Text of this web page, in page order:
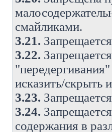
смайликами.
3.21.
3.22.
исказить/скрыть
3.23.
3.24.
содержания в